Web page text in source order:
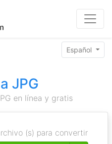
Español
JPG
en línea y gratis
(s) para convertir